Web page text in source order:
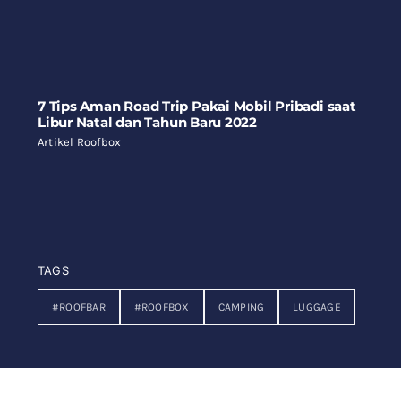
7 Tips Aman Road Trip Pakai Mobil Pribadi saat
Libur Natal dan Tahun Baru 2022
Artikel Roofbox
TAGS
#ROOFBAR #ROOFBOX CAMPING LUGGAGE